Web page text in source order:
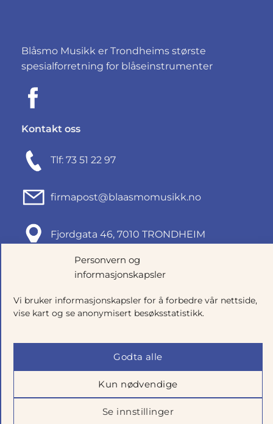
Personvern og
informasjonskapsler
Vi bruker informasjonskapsler for å forbedre vår nettside,
vise kart og se anonymisert besøksstatistikk.
Godta alle
Kun nødvendige
Se innstillinger
Blåsmo Musikk er Trondheims største
spesialforretning for blåseinstrumenter
Kontakt oss
Tlf: 73 51 22 97
firmapost@blaasmomusikk.no
Fjordgata 46, 7010 TRONDHEIM
Org.nr: 935434165
Utviklet avTalkto